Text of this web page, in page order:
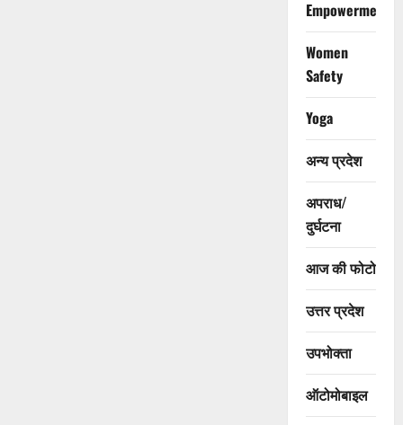
Empowerment
Women
Safety
Yoga
अन्य प्रदेश
अपराध/
दुर्घटना
आज की फोटो
उत्तर प्रदेश
उपभोक्ता
ऑटोमोबाइल